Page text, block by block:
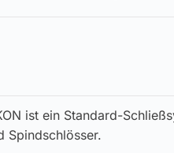
ist ein Standard-
Spindschlösser.